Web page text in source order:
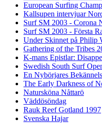
European Surfing
Kallsupen intervjuar
Surf SM 2003 - Corona
Surf SM 2003 - Första
Under Skinnet på Philip
Gathering of the Tribes
K-mans Epistlar:
Swedish South Surf
En Nybörjares
The Early Darkness of
Natursköna Nåttarö
Väddösöndag
Rauk Reef Gotland 1997
Svenska Hajar